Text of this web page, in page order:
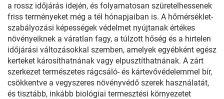
a rossz időjárás idején, és folyamatosan szüretelhessenek
friss terményeket még a tél hónapjaiban is. A hőmérséklet-
szabályozási képességek védelmet nyújtanak értékes
növényeiknek a váratlan fagy, a túlzott hőség és a hirtelen
időjárási változásokkal szemben, amelyek egyébként egész
kerteket károsíthatnának vagy elpusztíthatnának. A zárt
szerkezet természetes rágcsáló- és kártevővédelemmel bír,
csökkentve a vegyszeres növényvédő szerek használatát,
és tisztább, inkább biológiai termesztési környezetet